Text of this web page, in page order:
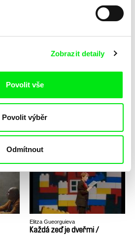
Zobrazit detaily
Povolit vše
Povolit výběr
Odmítnout
Grégoire Couvert, Grégoire Orio
Kde je Ratko?
Elitza Gueorguieva
Každá zeď je dveřmi /